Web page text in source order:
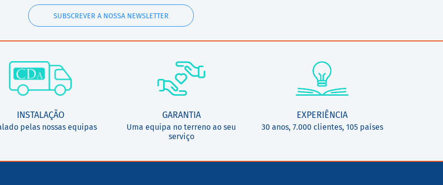
SUBSCREVER A NOSSA NEWSLETTER
INSTALAÇÃO
pelas nossas equipas
GARANTIA
Uma equipa no terreno ao seu
serviço
EXPERIÊNCIA
30 anos, 7.000 clientes, 105 países